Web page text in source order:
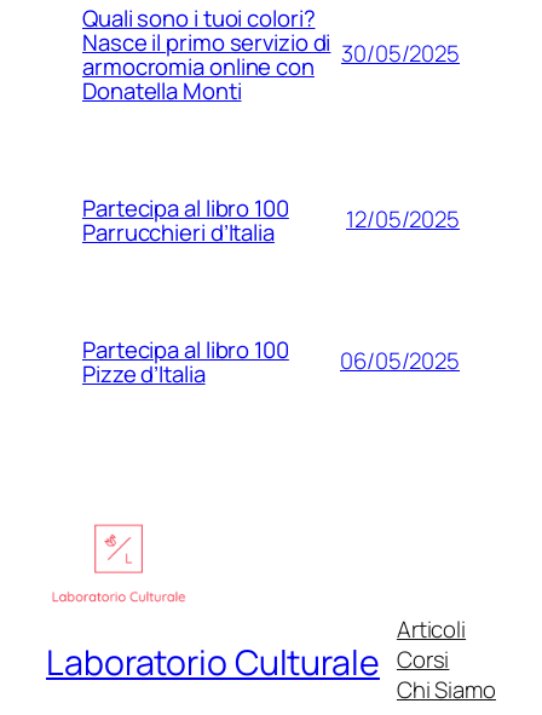
Quali sono i tuoi colori?
Nasce il primo servizio di
armocromia online con
Donatella Monti
30/05/2025
Partecipa al libro 100
Parrucchieri d’Italia 12/05/2025
Partecipa al libro 100
Pizze d’Italia 06/05/2025
Laboratorio Culturale
Articoli
Corsi
Chi Siamo